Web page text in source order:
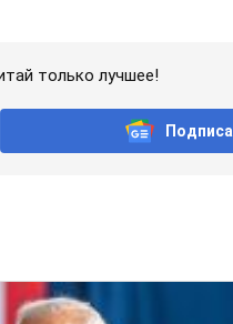
только лучшее!